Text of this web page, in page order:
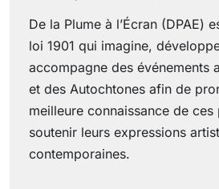
De la Plume à l’Écran (DPAE)
loi 1901 qui imagine,
accompagne des événements
et des Autochtones afin de
meilleure connaissance de ces
soutenir leurs expressions
contemporaines.